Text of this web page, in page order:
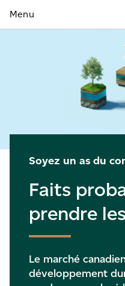
Faits probants pour
Les attentes du
Passer des constats
Ce qu’explore notre
Un marché
infographique
Un
plus
Soyez un as du
Faits
prendre
Le marché
développement